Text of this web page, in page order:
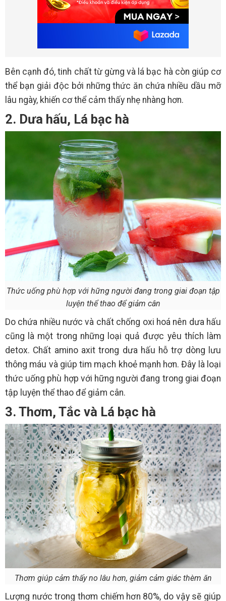
Bên cạnh đó, tinh chất từ gừng và lá bạc hà còn giúp cơ
thể bạn giải độc bởi những thức ăn chứa nhiều dầu mỡ
lâu ngày, khiến cơ thể cảm thấy nhẹ nhàng hơn.
2. Dưa hấu, Lá bạc hà
Thức uống phù hợp với hững người đang trong giai đoạn tập
luyện thể thao để giảm cân
Do chứa nhiều nước và chất chống oxi hoá nên dưa hấu
cũng là một trong những loại quả được yêu thích làm
detox. Chất amino axit trong dưa hấu hỗ trợ dòng lưu
thông máu và giúp tim mạch khoẻ mạnh hơn. Đây là loại
thức uống phù hợp với hững người đang trong giai đoạn
tập luyện thể thao để giảm cân.
3. Thơm, Tắc và Lá bạc hà
Thơm giúp cảm thấy no lâu hơn, giảm cảm giác thèm ăn
Lượng nước trong thơm chiếm hơn 80%, do vậy sẽ giúp